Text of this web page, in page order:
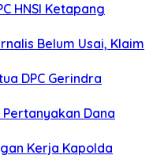
HNSI Ketapang
Belum Usai, Klaim
DPC Gerindra
Dana
Kerja Kapolda